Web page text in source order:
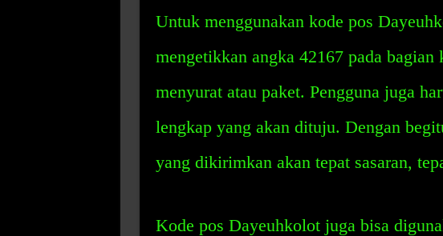
Untuk menggunakan kode pos
mengetikkan angka 42167 pada
menyurat atau paket. Pengguna juga
lengkap yang akan dituju. Dengan
yang dikirimkan akan tepat sasaran,
Kode pos Dayeuhkolot juga bisa